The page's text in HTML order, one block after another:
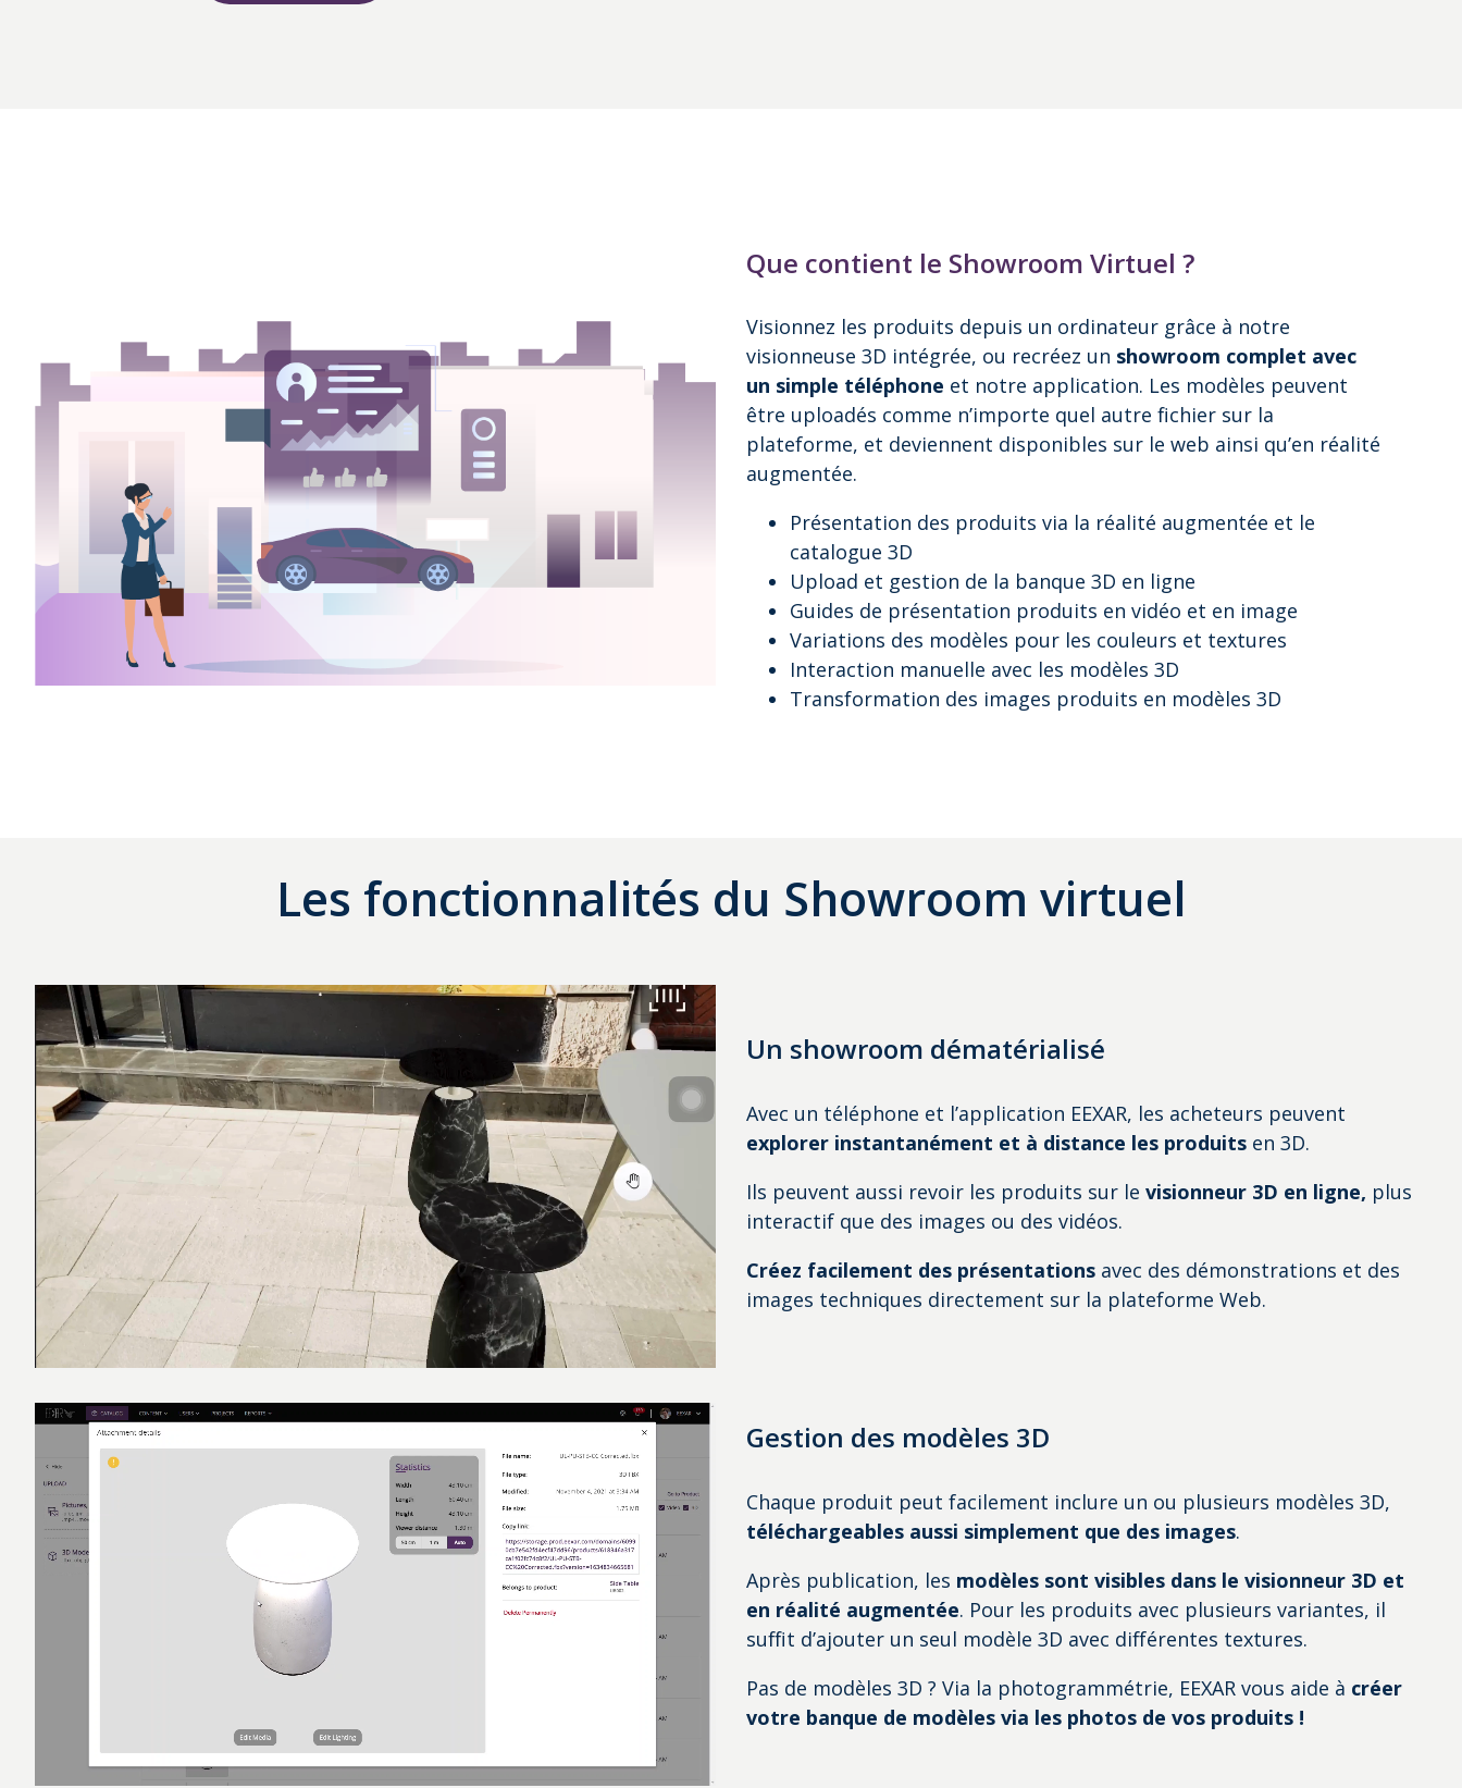
Que contient le Showroom Virtuel ?
Visionnez les produits depuis un ordinateur grâce à notre
visionneuse 3D intégrée, ou recréez un showroom complet avec
un simple téléphone et notre application. Les modèles peuvent
être uploadés comme n’importe quel autre fichier sur la
plateforme, et deviennent disponibles sur le web ainsi qu’en réalité
augmentée.
Présentation des produits via la réalité augmentée et le
catalogue 3D
Upload et gestion de la banque 3D en ligne
Guides de présentation produits en vidéo et en image
Variations des modèles pour les couleurs et textures
Interaction manuelle avec les modèles 3D
Transformation des images produits en modèles 3D
Les fonctionnalités du Showroom virtuel
Un showroom dématérialisé
Avec un téléphone et l’application EEXAR, les acheteurs peuvent
explorer instantanément et à distance les produitsen 3D.
Ils peuvent aussi revoir les produits sur le visionneur 3D en ligne, plus
interactif que des images ou des vidéos.
Créez facilement des présentationsavec des démonstrations et des
images techniques directement sur la plateforme Web.
Gestion des modèles 3D
Chaque produit peut facilement inclure un ou plusieurs modèles 3D,
téléchargeables aussi simplement que des images.
Après publication, les modèles sont visibles dans le visionneur 3D et
en réalité augmentée. Pour les produits avec plusieurs variantes, il
suffit d’ajouter un seul modèle 3D avec différentes textures.
Pas de modèles 3D ? Via la photogrammétrie, EEXAR vous aide à créer
votre banque de modèles via les photos de vos produits !